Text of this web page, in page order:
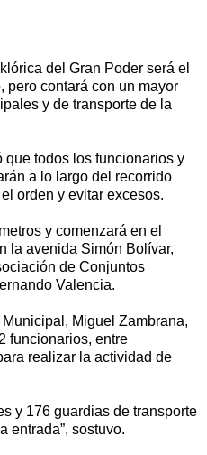
del Gran Poder será el
pero contará con un mayor
y de transporte de la
todos los funcionarios y
a lo largo del recorrido
orden y evitar excesos.
y comenzará en el
la avenida Simón Bolívar,
de Conjuntos
Valencia.
Miguel Zambrana,
funcionarios, entre
realizar la actividad de
y 176 guardias de transporte
entrada”, sostuvo.